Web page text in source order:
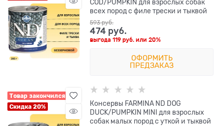
COD/PUMPKIN для взрослых собак
всех пород с филе трески и тыквой
593 руб.
474 руб.
выгода119 руб. или20%
ОФОРМИТЬ
ПРЕДЗАКАЗ
Товар закончился
Скидка 20%
Консервы FARMINA ND DOG
DUCK/PUMPKIN MINI для взрослых
собак малых пород с уткой и тыквой